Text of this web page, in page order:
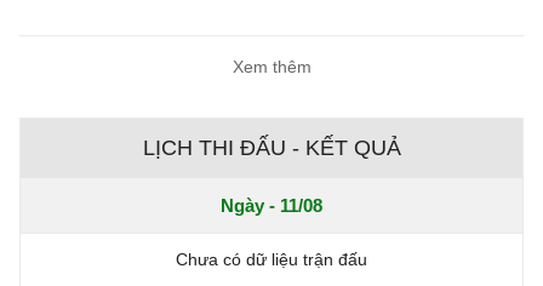
Xem thêm
LỊCH THI ĐẤU - KẾT QUẢ
Ngày - 11/08
Chưa có dữ liệu trận đấu